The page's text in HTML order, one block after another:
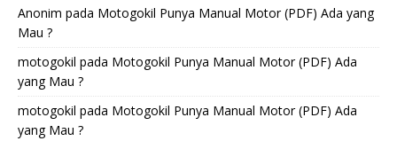
Anonim pada Motogokil Punya Manual Motor (PDF) Ada yang
Mau ?
motogokil pada Motogokil Punya Manual Motor (PDF) Ada
yang Mau ?
motogokil pada Motogokil Punya Manual Motor (PDF) Ada
yang Mau ?